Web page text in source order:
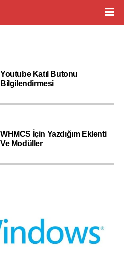
Youtube Katıl Butonu
Bilgilendirmesi
WHMCS İçin Yazdığım Eklenti
Ve Modüller